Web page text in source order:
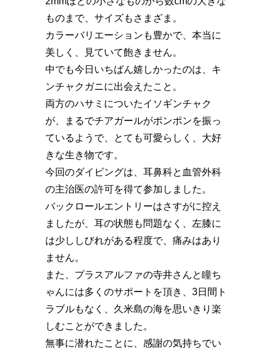
ものまで、サイズもさまざま。
カラーバリエーションも豊かで、本当に
美しく、見ていて飽きません。
中でも今日いちばん嬉しかったのは、キ
ンチャクガニに出会えたこと。
両方のハサミについたイソギンチャク
が、まるでチアガールがポンポンを振っ
ているようで、とても可愛らしく、大好
きな生き物です。
今回のダイビングは、耳鼻科と血管外科
の主治医の許可を得て参加しました。
バックロールエントリーはさすがに控え
ましたが、耳の状態も問題なく、左膝に
は少ししびれがある程度で、痛みはあり
ません。
また、プラスアルファの寺井さんと瞳ち
ゃんには多くのサポートを頂き、3日間ト
ラブルもなく、久米島の海を思いきり楽
しむことができました。
無事に潜れたことに、感謝の気持ちでい